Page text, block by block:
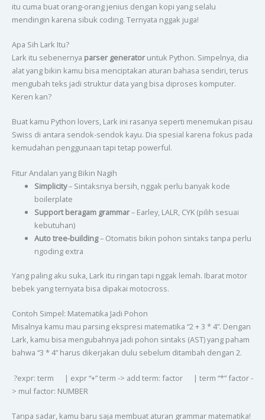
itu cuma buat orang-orang jenius dengan kopi yang selalu
mendingin karena sibuk coding. Ternyata nggak juga!
Apa Sih Lark Itu?
Lark itu sebenernya parser generatoruntuk Python. Simpelnya, dia
alat yang bikin kamu bisa menciptakan aturan bahasa sendiri, terus
mengubah teks jadi struktur data yang bisa diproses komputer.
Keren kan?
Buat kamu Python lovers, Lark ini rasanya seperti menemukan pisau
Swiss di antara sendok-sendok kayu. Dia spesial karena fokus pada
kemudahan penggunaan tapi tetap powerful.
Fitur Andalan yang Bikin Nagih
Simplicity– Sintaksnya bersih, nggak perlu banyak kode
boilerplate
Support beragam grammar– Earley, LALR, CYK (pilih sesuai
kebutuhan)
Auto tree-building– Otomatis bikin pohon sintaks tanpa perlu
ngoding extra
Yang paling aku suka, Lark itu ringan tapi nggak lemah. Ibarat motor
bebek yang ternyata bisa dipakai motocross.
Contoh Simpel: Matematika Jadi Pohon
Misalnya kamu mau parsing ekspresi matematika “2 + 3 * 4”. Dengan
Lark, kamu bisa mengubahnya jadi pohon sintaks (AST) yang paham
bahwa “3 * 4” harus dikerjakan dulu sebelum ditambah dengan 2.
?expr: term | expr “+” term -> add term: factor | term “*” factor -
> mul factor: NUMBER
Tanpa sadar, kamu baru saja membuat aturan grammar matematika!